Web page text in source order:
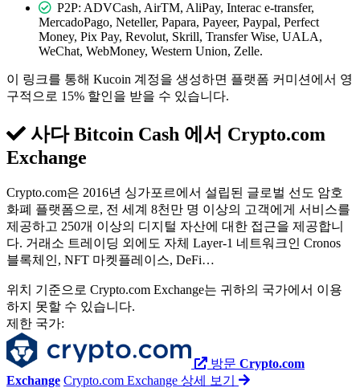
P2P: ADVCash, AirTM, AliPay, Interac e-transfer,
MercadoPago, Neteller, Papara, Payeer, Paypal, Perfect
Money, Pix Pay, Revolut, Skrill, Transfer Wise, UALA,
WeChat, WebMoney, Western Union, Zelle.
이 링크를 통해 Kucoin 계정을 생성하면 플랫폼 커미션에서 영
구적으로 15% 할인을 받을 수 있습니다.
사다 Bitcoin Cash 에서 Crypto.com
Exchange
Crypto.com은 2016년 싱가포르에서 설립된 글로벌 선도 암호
화폐 플랫폼으로, 전 세계 8천만 명 이상의 고객에게 서비스를
제공하고 250개 이상의 디지털 자산에 대한 접근을 제공합니
다. 거래소 트레이딩 외에도 자체 Layer-1 네트워크인 Cronos
블록체인, NFT 마켓플레이스, DeFi…
위치 기준으로 Crypto.com Exchange는 귀하의 국가에서 이용
하지 못할 수 있습니다.
제한 국가:
방문 Crypto.com
Exchange Crypto.com Exchange 상세 보기